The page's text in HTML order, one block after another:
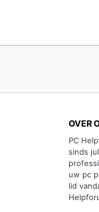
OVER
PC
sinds
uw pc
lid